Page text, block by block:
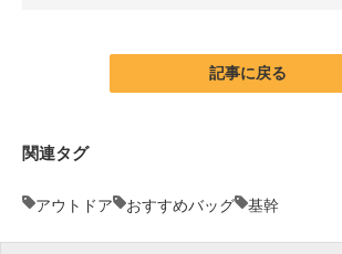
記事に戻る
関連タグ
アウトドア おすすめバッグ 基幹